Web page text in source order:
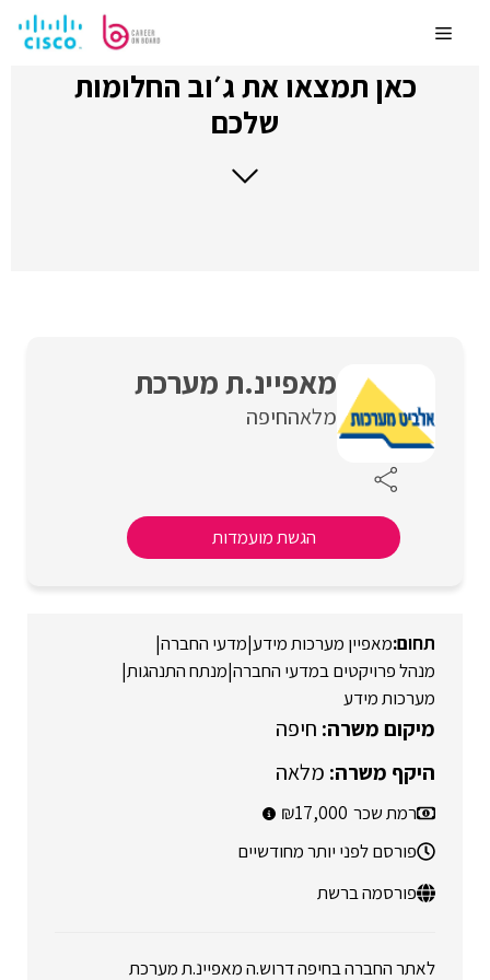
לתוכןMenu
כאן תמצאו את ג׳וב החלומות
שלכם
מאפיינ.ת מערכת
מלאהחיפה
הגשת מועמדות
מאפיין מערכות מידע|מדעי החברה|
מנהל פרויקטים במדעי החברה|מנתח התנהגות|
מערכות מידע
חיפה
מלאה
רמת שכר 17,000
פורסם לפני יותר מחודשיים
פורסמה ברשת
לאתר החברה בחיפה דרוש.ה מאפיינ.ת מערכת